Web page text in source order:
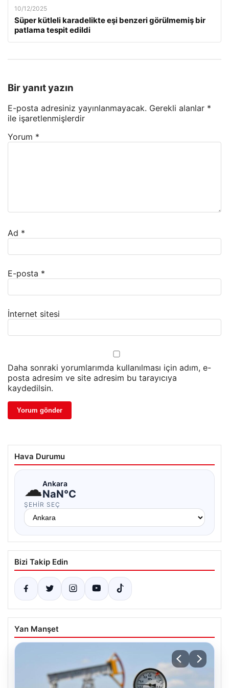
10/12/2025
Süper kütleli karadelikte eşi benzeri görülmemiş bir
patlama tespit edildi
Bir yanıt yazın
E-posta adresiniz yayınlanmayacak. Gerekli alanlar *
ile işaretlenmişlerdir
Yorum *
Ad *
E-posta *
İnternet sitesi
Daha sonraki yorumlarımda kullanılması için adım, e-
posta adresim ve site adresim bu tarayıcıya
kaydedilsin.
Hava Durumu
☁Ankara
NaN°C
ŞEHIR SEÇ
Bizi Takip Edin
Yan Manşet